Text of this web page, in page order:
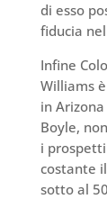
di esso
fiducia
Infine
Williams
in
Boyle,
i
costante
sotto al